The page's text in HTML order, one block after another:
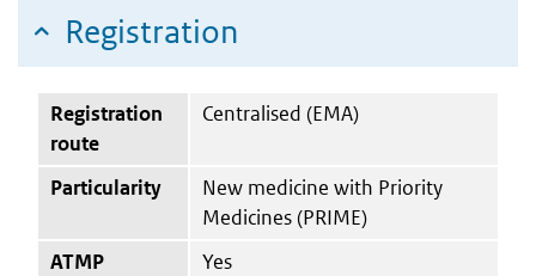
Registration
Registration
route
Centralised (EMA)
Particularity
New medicine with Priority
Medicines (PRIME)
ATMP
Yes